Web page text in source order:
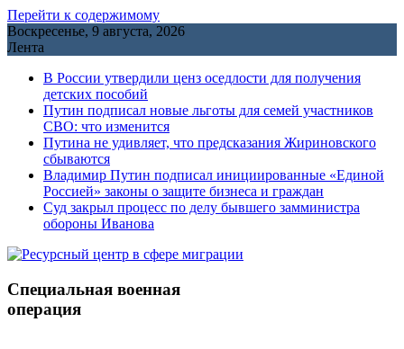
Перейти к содержимому
Воскресенье, 9 августа, 2026
Лента
В России утвердили ценз оседлости для получения
детских пособий
Путин подписал новые льготы для семей участников
СВО: что изменится
Путина не удивляет, что предсказания Жириновского
сбываются
Владимир Путин подписал инициированные «Единой
Россией» законы о защите бизнеса и граждан
Cуд закрыл процесс по делу бывшего замминистра
обороны Иванова
Специальная военная
операция